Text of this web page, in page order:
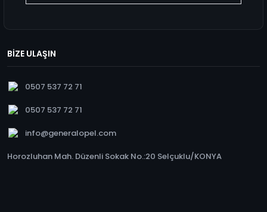
BİZE ULAŞIN
0507 537 72 71
0507 537 72 71
info@generalopel.com
Horozluhan Mah. Düzenli Sokak No.:20 Selçuklu/KONYA